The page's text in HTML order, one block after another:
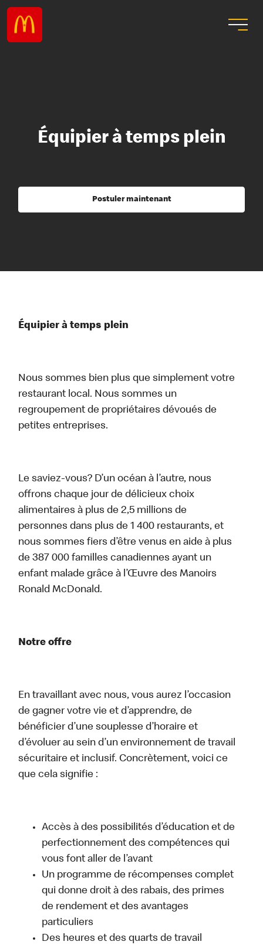
Équipier à temps plein
Postuler maintenant
Équipier à temps plein
Nous sommes bien plus que simplement votre
restaurant local. Nous sommes un
regroupement de propriétaires dévoués de
petites entreprises.
Le saviez-vous? D’un océan à l’autre, nous
offrons chaque jour de délicieux choix
alimentaires à plus de 2,5 millions de
personnes dans plus de 1 400 restaurants, et
nous sommes fiers d’être venus en aide à plus
de 387 000 familles canadiennes ayant un
enfant malade grâce à l’Œuvre des Manoirs
Ronald McDonald.
Notre offre
En travaillant avec nous, vous aurez l’occasion
de gagner votre vie et d’apprendre, de
bénéficier d’une souplesse d’horaire et
d’évoluer au sein d’un environnement de travail
sécuritaire et inclusif. Concrètement, voici ce
que cela signifie :
Accès à des possibilités d’éducation et de
perfectionnement des compétences qui
vous font aller de l’avant
Un programme de récompenses complet
qui donne droit à des rabais, des primes
de rendement et des avantages
particuliers
Des heures et des quarts de travail